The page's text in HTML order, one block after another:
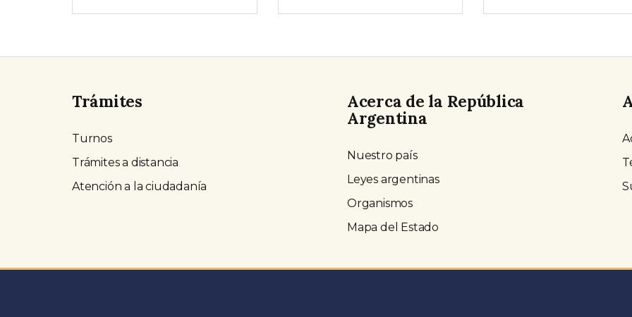
Trámites
Turnos
Trámites a distancia
Atención a la ciudadanía
Acerca de la República
Argentina
Nuestro país
Leyes argentinas
Organismos
Mapa del Estado